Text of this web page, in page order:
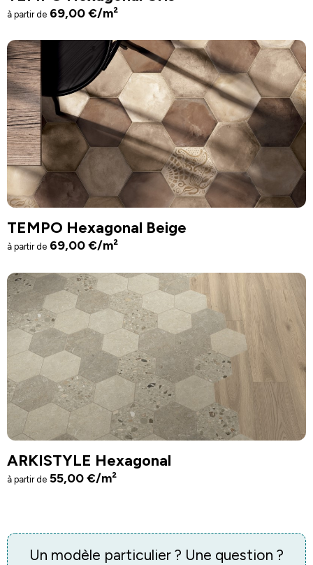
à partir de 69,00€/m²
TEMPO Hexagonal Beige
à partir de 69,00€/m²
ARKISTYLE Hexagonal
à partir de 55,00€/m²
Un modèle particulier ? Une question ?